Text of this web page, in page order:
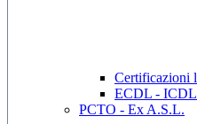
Certificazioni
ECDL - ICDL
PCTO - Ex A.S.L.